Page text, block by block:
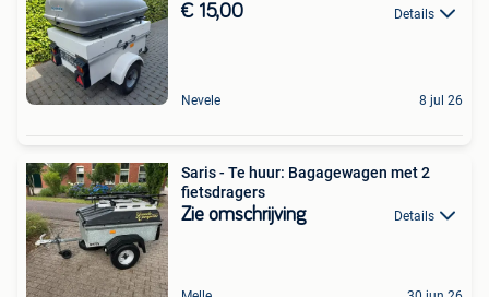
€ 15,00 Details
Nevele 8 jul 26
Saris - Te huur: Bagagewagen met 2
fietsdragers
Zie omschrijving Details